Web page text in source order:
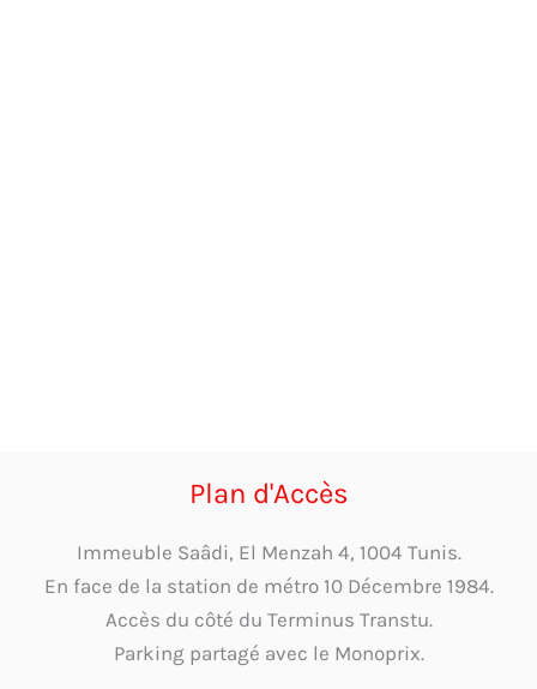
Plan d'Accès
Immeuble Saâdi, El Menzah 4, 1004 Tunis.
En face de la station de métro 10 Décembre 1984.
Accès du côté du Terminus Transtu.
Parking partagé avec le Monoprix.